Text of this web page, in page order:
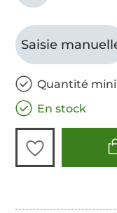
Saisie
Quantité
En stock